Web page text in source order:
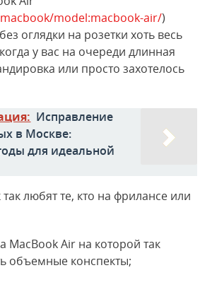
model:macbook-air/)
оглядки на розетки хоть весь
у вас на очереди длинная
или просто захотелось
Исправление
в Москве:
для идеальной
любят те, кто на фрилансе или
MacBook Air на которой так
объемные конспекты;